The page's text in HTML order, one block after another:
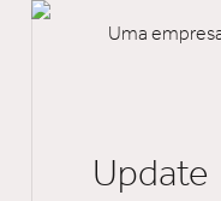
Uma
Update